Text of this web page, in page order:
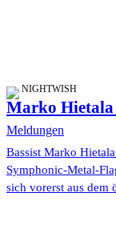
NIGHTWISH
Marko Hietala
Meldungen
Bassist Marko
Symphonic-Metal-
sich vorerst aus dem